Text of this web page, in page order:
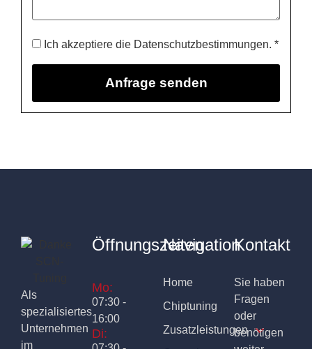
Ich akzeptiere die Datenschutzbestimmungen. *
Als
spezialisiertes
Unternehmen
im
Öffnungszeiten
Mo:
07:30 -
16:00
Di:
Navigation
Home
Chiptuning
Zusatzleistungen
Kontakt
Sie haben
Fragen
oder
benötigen